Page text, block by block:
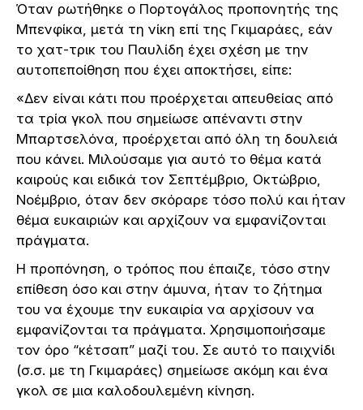
Όταν ρωτήθηκε ο Πορτογάλος προπονητής της
Μπενφίκα, μετά τη νίκη επί της Γκιμαράες, εάν
το χατ-τρικ του Παυλίδη έχει σχέση με την
αυτοπεποίθηση που έχει αποκτήσει, είπε:
«Δεν είναι κάτι που προέρχεται απευθείας από
τα τρία γκολ που σημείωσε απέναντι στην
Μπαρτσελόνα, προέρχεται από όλη τη δουλειά
που κάνει. Μιλούσαμε για αυτό το θέμα κατά
καιρούς και ειδικά τον Σεπτέμβριο, Οκτώβριο,
Νοέμβριο, όταν δεν σκόραρε τόσο πολύ και ήταν
θέμα ευκαιριών και αρχίζουν να εμφανίζονται
πράγματα.
Η προπόνηση, ο τρόπος που έπαιζε, τόσο στην
επίθεση όσο και στην άμυνα, ήταν το ζήτημα
του να έχουμε την ευκαιρία να αρχίσουν να
εμφανίζονται τα πράγματα. Χρησιμοποιήσαμε
τον όρο “κέτσαπ” μαζί του. Σε αυτό το παιχνίδι
(σ.σ. με τη Γκιμαράες) σημείωσε ακόμη και ένα
γκολ σε μια καλοδουλεμένη κίνηση.